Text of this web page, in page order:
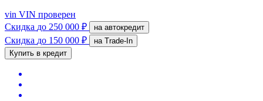
vin VIN проверен
Скидка до 250 000 ₽ на автокредит
Скидка до 150 000 ₽
на Trade-In
Купить в кредит